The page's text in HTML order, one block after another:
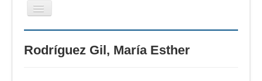
Cambiar
navegación
CertAcleB
Rodríguez Gil, María Esther